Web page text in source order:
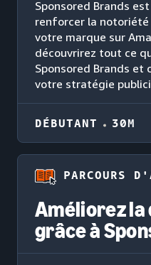
Sponsored Brands
renforcer la
votre marque sur
découvrirez tout ce
Sponsored Brands
votre stratégie
DÉBUTANT 30M
PARCOURS
Améliorez
grâce à